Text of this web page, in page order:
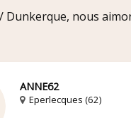
Dunkerque, nous
ANNE62
Eperlecques (62)